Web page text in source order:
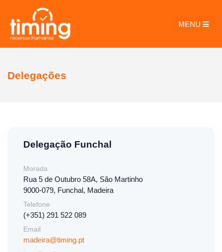
MENU
Delegações
Delegação Funchal
Morada
Rua 5 de Outubro 58A, São Martinho
9000-079, Funchal, Madeira
Telefone
(+351) 291 522 089
Email
madeira@timing.pt